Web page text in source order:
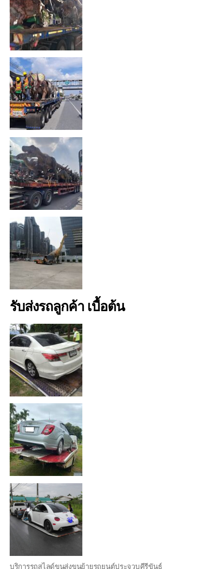
รับส่งรถลูกค้า เบื้อต้น
บริการรถสไลด์ขนส่งขนย้ายรถยนต์ประจวบคีรีขันธ์